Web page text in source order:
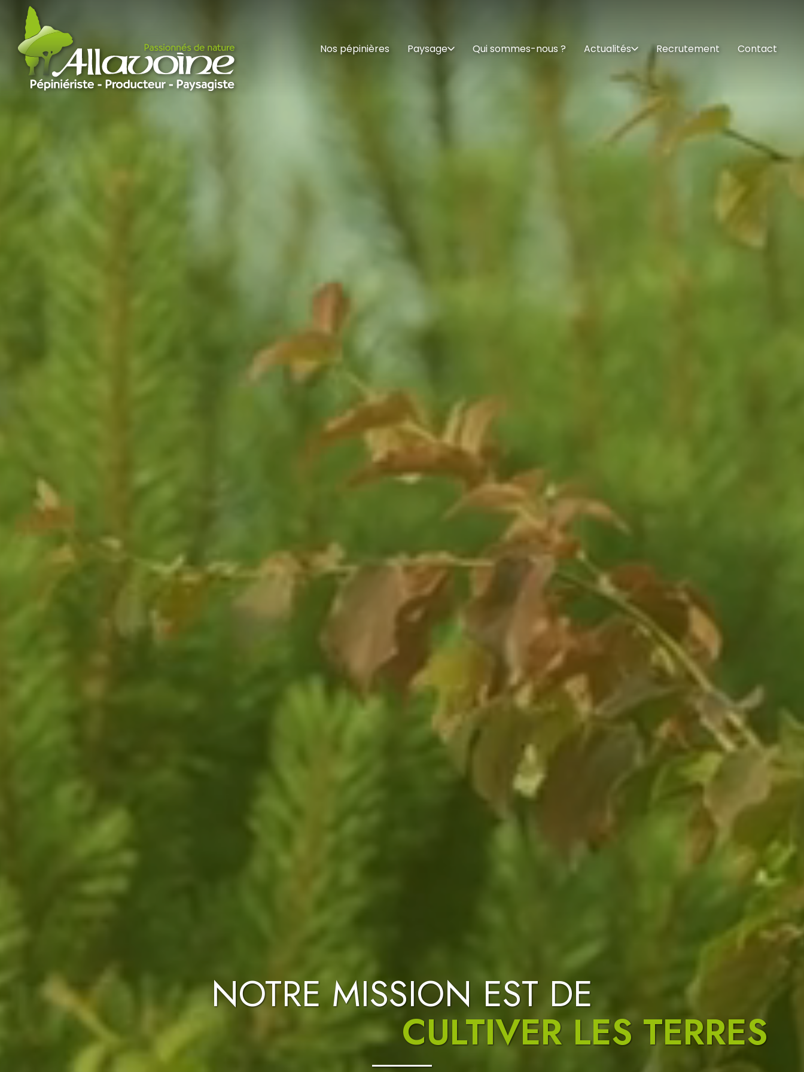
Nos pépinières Paysage Qui sommes-nous ? Actualités Recrutement Contact
NOTRE MISSION EST DE
VÉGÉTALISER LES ESPACES